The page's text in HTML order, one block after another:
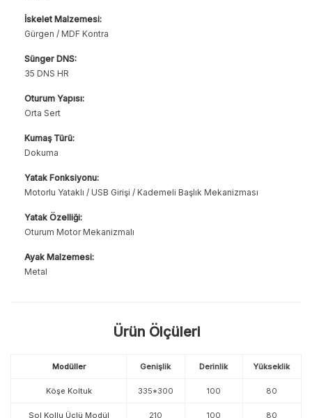
İskelet Malzemesi:
Gürgen / MDF Kontra
Sünger DNS:
35 DNS HR
Oturum Yapısı:
Orta Sert
Kumaş Türü:
Dokuma
Yatak Fonksiyonu:
Motorlu Yataklı / USB Girişi / Kademeli Başlık Mekanizması
Yatak Özelliği:
Oturum Motor Mekanizmalı
Ayak Malzemesi:
Metal
Ürün Ölçüleri
Modüller Genişlik Derinlik Yükseklik
Köşe Koltuk 335*300 100 80
Sol Kollu Üçlü Modül 210 100 80